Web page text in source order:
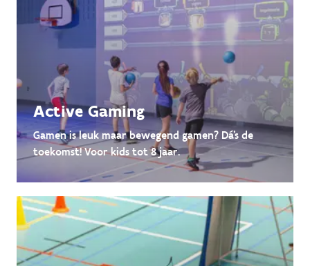
Active Gaming
Gamen is leuk maar bewegend gamen? Dá's de
toekomst! Voor kids tot 8 jaar.